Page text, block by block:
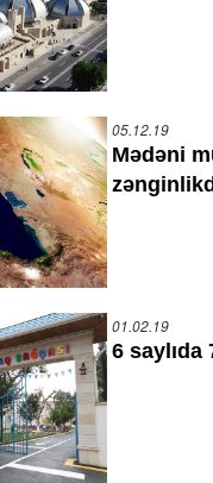
05.12.19
Mədəni
01.02.19
6 saylıda